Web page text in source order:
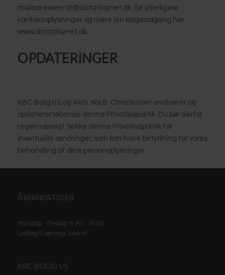
mailadressen dt@datatilsynet.dk. Se yderligere
kontaktoplysninger og mere om klageadgang her:
www.datatilsynet.dk.
​OPDATERINGER
KBC Bolig I/S og Akts. Kaj B. Christensen evaluerer og
opdaterer løbende denne Privatlivspolitik. Du bør derfor
regelmæssigt tjekke denne Privatlivspolitik for
eventuelle ændringer, som kan have betydning for vores
behandling af dine personoplysninger.
ÅBNINGSTIDER
Mandag - fredag: 8.30 - 14.00
Lørdag & søndag: lukket
KBC BOLIG I/S